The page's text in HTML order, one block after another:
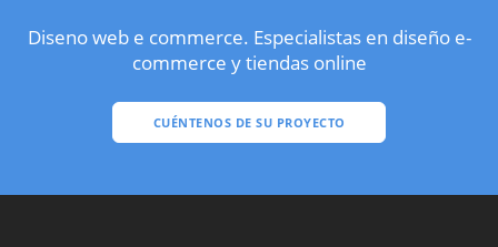
Diseno web e commerce. Especialistas en diseño e-
commerce y tiendas online
CUÉNTENOS DE SU PROYECTO